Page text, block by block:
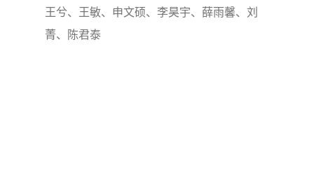
王兮、王敏、申文硕、李昊宇、薛雨馨、刘
菁、陈君泰